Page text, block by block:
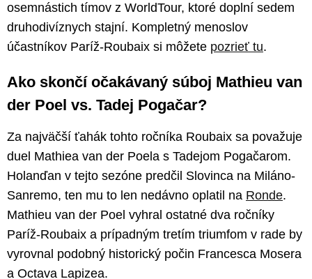
osemnástich tímov z WorldTour, ktoré doplní sedem
druhodivíznych stajní. Kompletný menoslov
účastníkov Paríž-Roubaix si môžete pozrieť tu.
Ako skončí očakávaný súboj Mathieu van
der Poel vs. Tadej Pogačar?
Za najväčší ťahák tohto ročníka Roubaix sa považuje
duel Mathiea van der Poela s Tadejom Pogačarom.
Holanďan v tejto sezóne predčil Slovinca na Miláno-
Sanremo, ten mu to len nedávno oplatil na Ronde.
Mathieu van der Poel vyhral ostatné dva ročníky
Paríž-Roubaix a prípadným tretím triumfom v rade by
vyrovnal podobný historický počin Francesca Mosera
a Octava Lapizea.